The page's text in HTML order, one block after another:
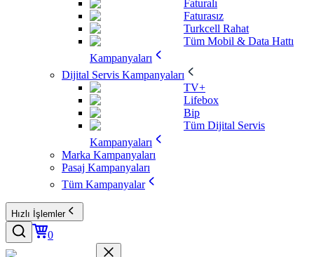
Faturalı
Faturasız
Turkcell Rahat
Tüm Mobil & Data Hattı
Kampanyaları
Dijital Servis Kampanyaları
TV+
Lifebox
Bip
Tüm Dijital Servis
Kampanyaları
Marka Kampanyaları
Pasaj Kampanyaları
Tüm Kampanyalar
Hızlı İşlemler
0